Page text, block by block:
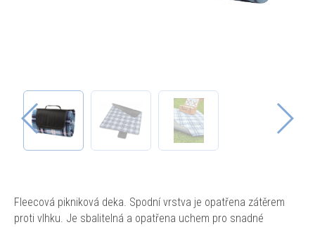
Fleecová pikniková deka. Spodní vrstva je opatřena zátěrem
proti vlhku. Je sbalitelná a opatřena uchem pro snadné